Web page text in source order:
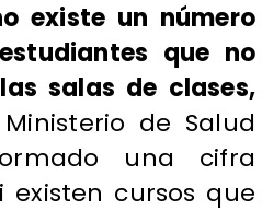
existe un número
que no
salas de clases,
de Salud
una cifra
existen cursos que